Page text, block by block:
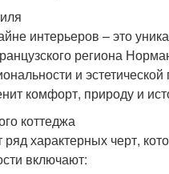
интерьеров – это
региона
и
комфорт, природу и
коттеджа
характерных черт,
включают: